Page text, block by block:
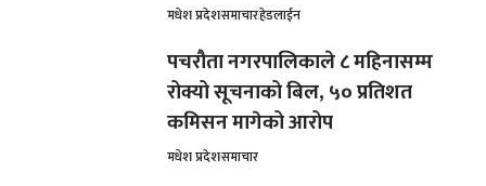
मधेश प्रदेशसमाचारहेडलाईन
पचरौता नगरपालिकाले ८ महिनासम्म
रोक्यो सूचनाको बिल, ५० प्रतिशत
कमिसन मागेको आरोप
मधेश प्रदेशसमाचार